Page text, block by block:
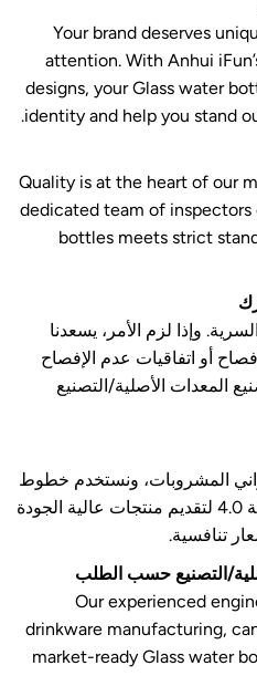
Your brand deserves
attention. With Anhui
designs, your Glass water
identity and help you stand
Quality is at the heart of our
dedicated team of inspectors
bottles meets strict
وإذا لزم الأمر، يسعدنا
أو اتفاقيات عدم الإفصاح
المعدات الأصلية/التصنيع
المشروبات، ونستخدم خطوط
إنتاج متطورة وتقنيات الصناعة 4.0 لتقديم منتجات عالية الجودة
تنافسية.
التصنيع حسب الطلب
Our experienced
drinkware manufacturing,
market-ready Glass water